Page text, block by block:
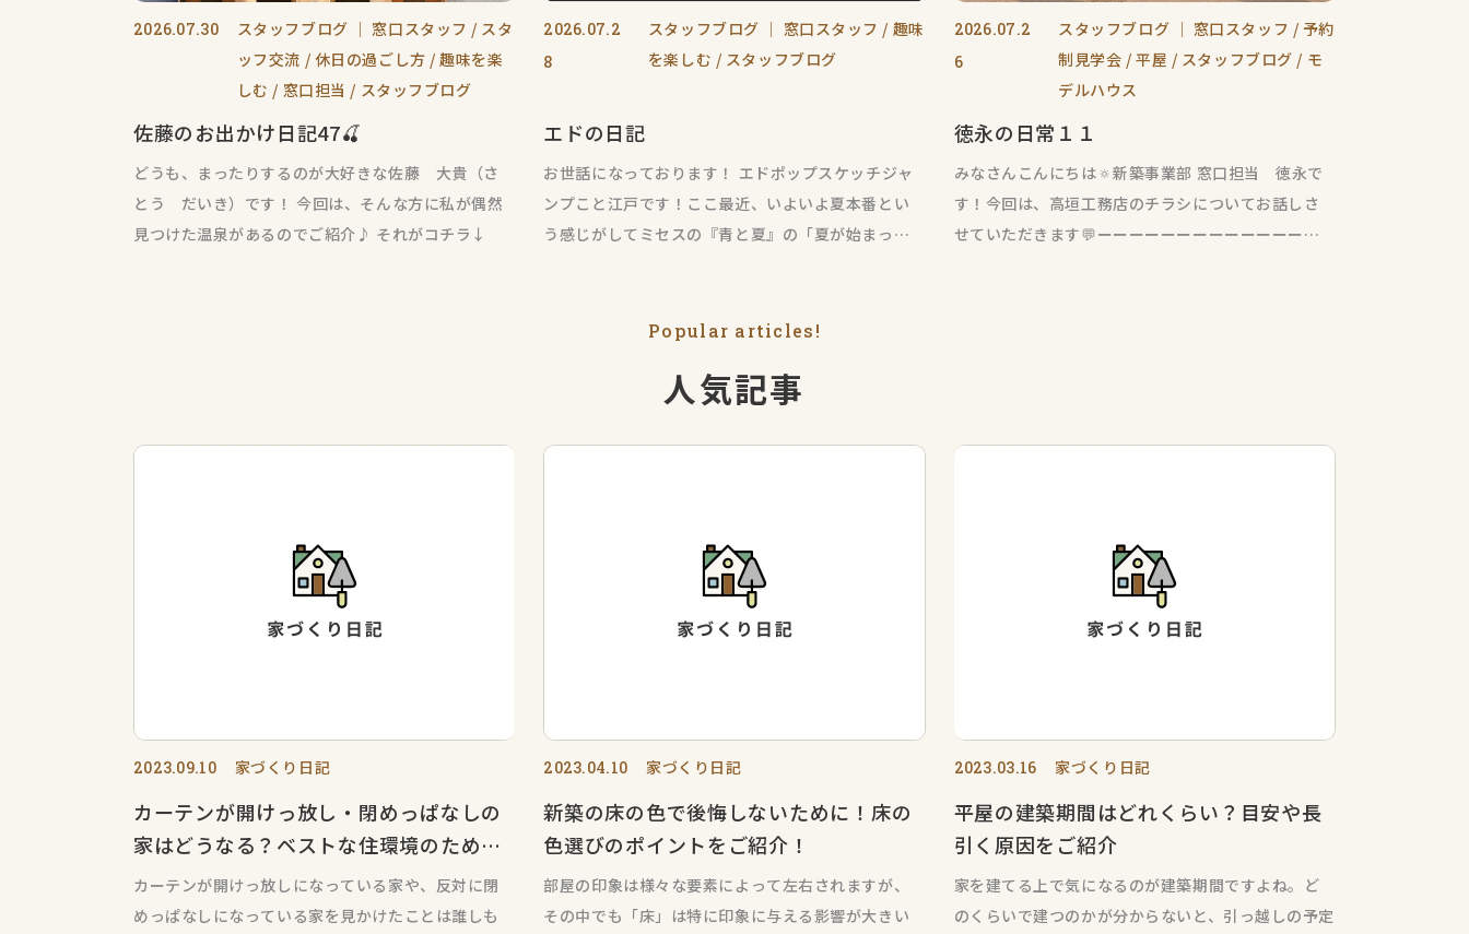
2026.07.30 スタッフブログ ｜ 窓口スタッフ
スタ
ッフ交流
休日の過ごし方
趣味を楽
しむ
窓口担当 スタッフブログ
佐藤のお出かけ日記47🍒
どうも、まったりするのが大好きな佐藤 大貴（さ
とう だいき）です！ 今回は、そんな方に私が偶然
見つけた温泉があるのでご紹介♪ それがコチラ↓
2026.07.2
8
スタッフブログ ｜ 窓口スタッフ
趣味
を楽しむ
スタッフブログ
エドの日記
お世話になっております！ エドポップスケッチジャ
ンプこと江戸です！ここ最近、いよいよ夏本番とい
う感じがしてミセスの『青と夏』の「夏が始まった
2026.07.2
6
スタッフブログ ｜ 窓口スタッフ
予約
制見学会
平屋 スタッフブログ
モ
デルハウス
徳永の日常１１
みなさんこんにちは🔅新築事業部 窓口担当 徳永で
す！今回は、高垣工務店のチラシについてお話しさ
せていただきます💬ーーーーーーーーーーーーーー
Popular articles!
人気記事
2023.09.10 家づくり日記
カーテンが開けっ放し・閉めっぱなしの
家はどうなる？ベストな住環境のため
に！
カーテンが開けっ放しになっている家や、反対に閉
めっぱなしになっている家を見かけたことは誰しも
2023.04.10 家づくり日記
新築の床の色で後悔しないために！床の
色選びのポイントをご紹介！
部屋の印象は様々な要素によって左右されますが、
その中でも「床」は特に印象に与える影響が大きい
2023.03.16 家づくり日記
平屋の建築期間はどれくらい？目安や長
引く原因をご紹介
家を建てる上で気になるのが建築期間ですよね。ど
のくらいで建つのかが分からないと、引っ越しの予定